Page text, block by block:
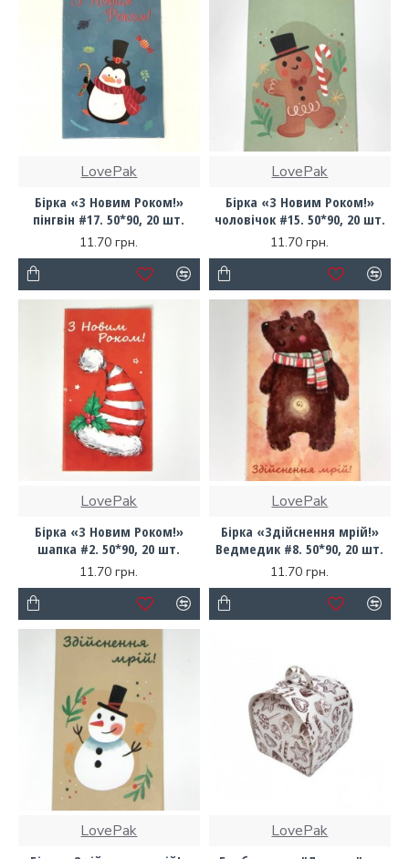
LovePak
Бірка «З Новим Роком!»
пінгвін #17. 50*90, 20 шт.
11.70 грн.
LovePak
Бірка «З Новим Роком!»
чоловічок #15. 50*90, 20 шт.
11.70 грн.
LovePak
Бірка «З Новим Роком!»
шапка #2. 50*90, 20 шт.
11.70 грн.
LovePak
Бірка «Здійснення мрій!»
Ведмедик #8. 50*90, 20 шт.
11.70 грн.
LovePak LovePak